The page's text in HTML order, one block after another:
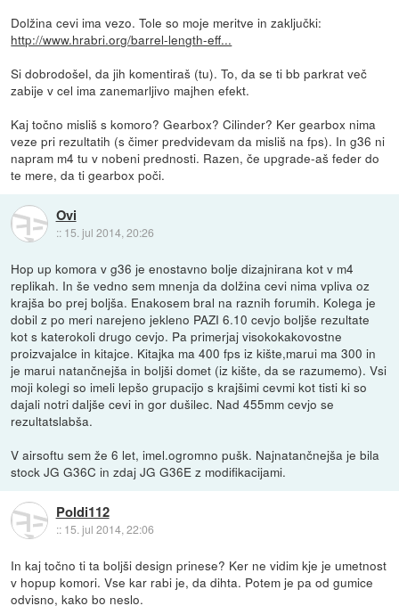
Dolžina cevi ima vezo. Tole so moje meritve in zaključki:
http://www.hrabri.org/barrel-length-eff...
Si dobrodošel, da jih komentiraš (tu). To, da se ti bb parkrat več
zabije v cel ima zanemarljivo majhen efekt.
Kaj točno misliš s komoro? Gearbox? Cilinder? Ker gearbox nima
veze pri rezultatih (s čimer predvidevam da misliš na fps). In g36 ni
napram m4 tu v nobeni prednosti. Razen, če upgrade-aš feder do
te mere, da ti gearbox poči.
Ovi
:: 15. jul 2014, 20:26
Hop up komora v g36 je enostavno bolje dizajnirana kot v m4
replikah. In še vedno sem mnenja da dolžina cevi nima vpliva oz
krajša bo prej boljša. Enakosem bral na raznih forumih. Kolega je
dobil z po meri narejeno jekleno PAZI 6.10 cevjo boljše rezultate
kot s katerokoli drugo cevjo. Pa primerjaj visokokakovostne
proizvajalce in kitajce. Kitajka ma 400 fps iz kište,marui ma 300 in
je marui natančnejša in boljši domet (iz kište, da se razumemo). Vsi
moji kolegi so imeli lepšo grupacijo s krajšimi cevmi kot tisti ki so
dajali notri daljše cevi in gor dušilec. Nad 455mm cevjo se
rezultatslabša.
V airsoftu sem že 6 let, imel.ogromno pušk. Najnatančnejša je bila
stock JG G36C in zdaj JG G36E z modifikacijami.
Poldi112
:: 15. jul 2014, 22:06
In kaj točno ti ta boljši design prinese? Ker ne vidim kje je umetnost
v hopup komori. Vse kar rabi je, da dihta. Potem je pa od gumice
odvisno, kako bo neslo.